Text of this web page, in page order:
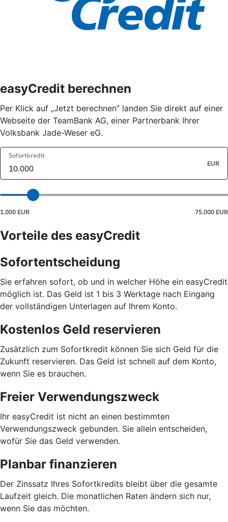
easyCredit berechnen
Per Klick auf „Jetzt berechnen” landen Sie direkt auf einer
Webseite der TeamBank AG, einer Partnerbank Ihrer
Volksbank Jade-Weser eG.
Vorteile des easyCredit
Sofortentscheidung
Sie erfahren sofort, ob und in welcher Höhe ein easyCredit
möglich ist. Das Geld ist 1 bis 3 Werktage nach Eingang
der vollständigen Unterlagen auf Ihrem Konto.
Kostenlos Geld reservieren
Zusätzlich zum Sofortkredit können Sie sich Geld für die
Zukunft reservieren. Das Geld ist schnell auf dem Konto,
wenn Sie es brauchen.
Freier Verwendungszweck
Ihr easyCredit ist nicht an einen bestimmten
Verwendungszweck gebunden. Sie allein entscheiden,
wofür Sie das Geld verwenden.
Planbar finanzieren
Der Zinssatz Ihres Sofortkredits bleibt über die gesamte
Laufzeit gleich. Die monatlichen Raten ändern sich nur,
wenn Sie das möchten.